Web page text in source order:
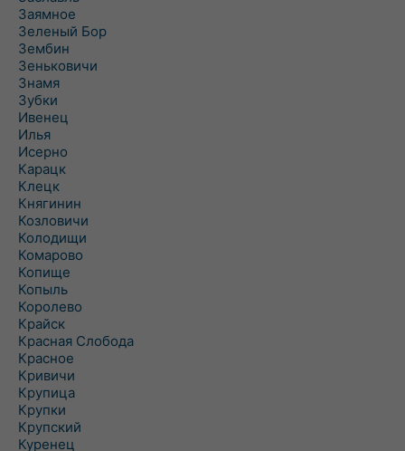
Заямное
Зеленый Бор
Зембин
Зеньковичи
Знамя
Зубки
Ивенец
Илья
Исерно
Карацк
Клецк
Княгинин
Козловичи
Колодищи
Комарово
Копище
Копыль
Королево
Крайск
Красная Слобода
Красное
Кривичи
Крупица
Крупки
Крупский
Куренец